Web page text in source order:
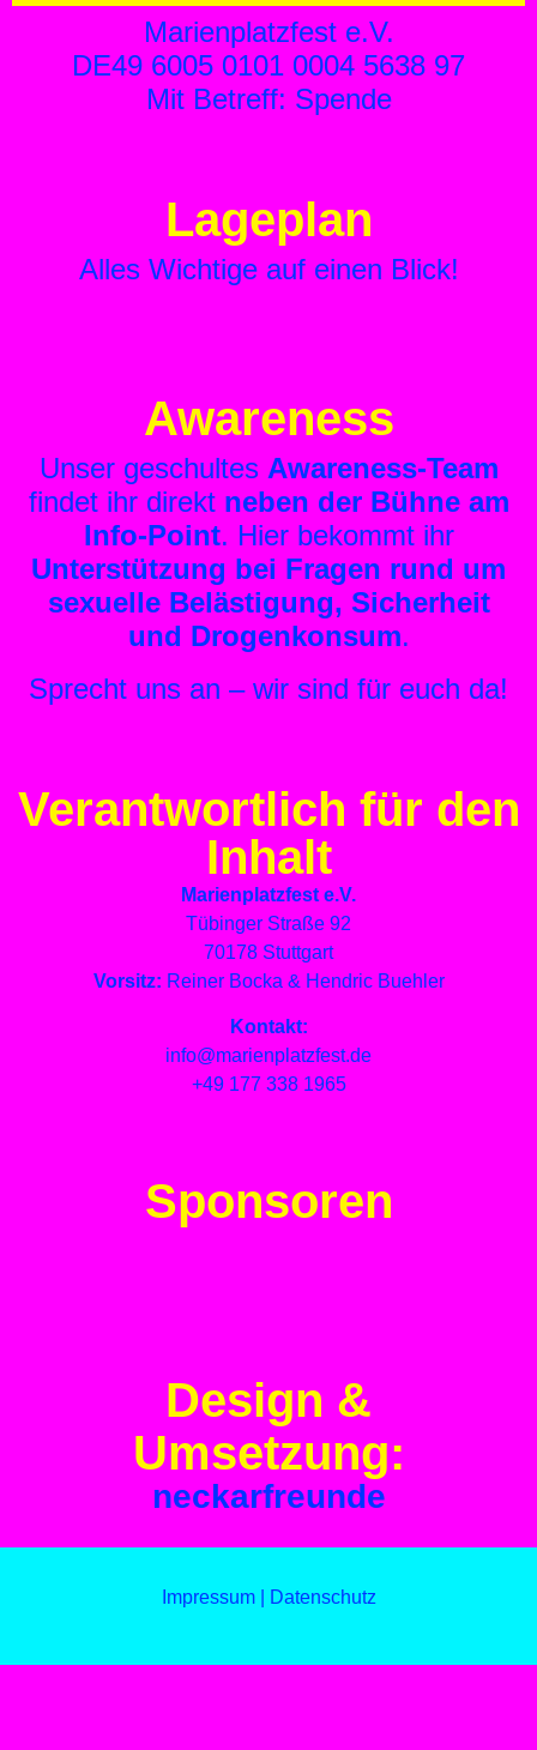
Marienplatzfest e.V.
DE49 6005 0101 0004 5638 97
Mit Betreff: Spende
Lageplan
Alles Wichtige auf einen Blick!
Awareness
Unser geschultes Awareness-Team
findet ihr direkt neben der Bühne am
Info-Point. Hier bekommt ihr
Unterstützung bei Fragen rund um
sexuelle Belästigung, Sicherheit
und Drogenkonsum.
Sprecht uns an – wir sind für euch da!
Verantwortlich für den
Inhalt
Marienplatzfest e.V.
Tübinger Straße 92
70178 Stuttgart
Vorsitz: Reiner Bocka & Hendric Buehler
Kontakt:
info@marienplatzfest.de
+49 177 338 1965
Sponsoren
Design &
Umsetzung:
neckarfreunde
Impressum | Datenschutz